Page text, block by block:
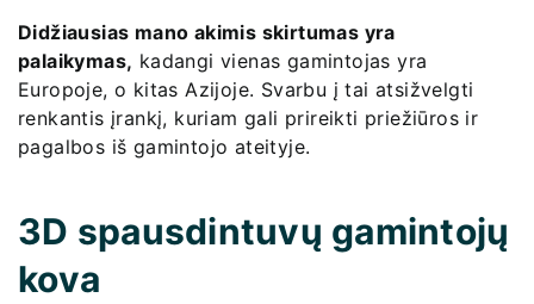
Didžiausias mano akimis skirtumas yra
palaikymas, kadangi vienas gamintojas yra
Europoje, o kitas Azijoje. Svarbu į tai atsižvelgti
renkantis įrankį, kuriam gali prireikti priežiūros ir
pagalbos iš gamintojo ateityje.
3D spausdintuvų gamintojų
kova